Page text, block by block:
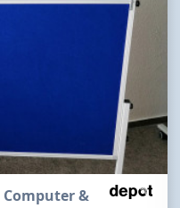
Computer &